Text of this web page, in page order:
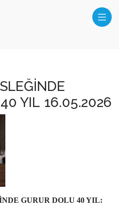
YIL 16.05.2026
GURUR DOLU 40 YIL: